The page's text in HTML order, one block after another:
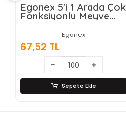
Egonex 5'i 1 Arada Çok
Fonksiyonlu Meyve
Sebze Soyacağı,
Jülyen Dilimleyici ve
Şişe Açacağı – Ahşap
Saplı Paslanmaz Çelik
Egonex
67,52 TL
Sepete Ekle